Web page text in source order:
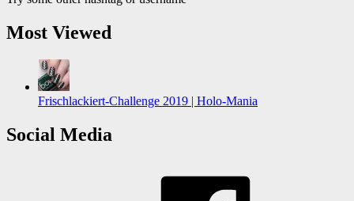
Most Viewed
Frischlackiert-Challenge 2019 | Holo-Mania
Social Media